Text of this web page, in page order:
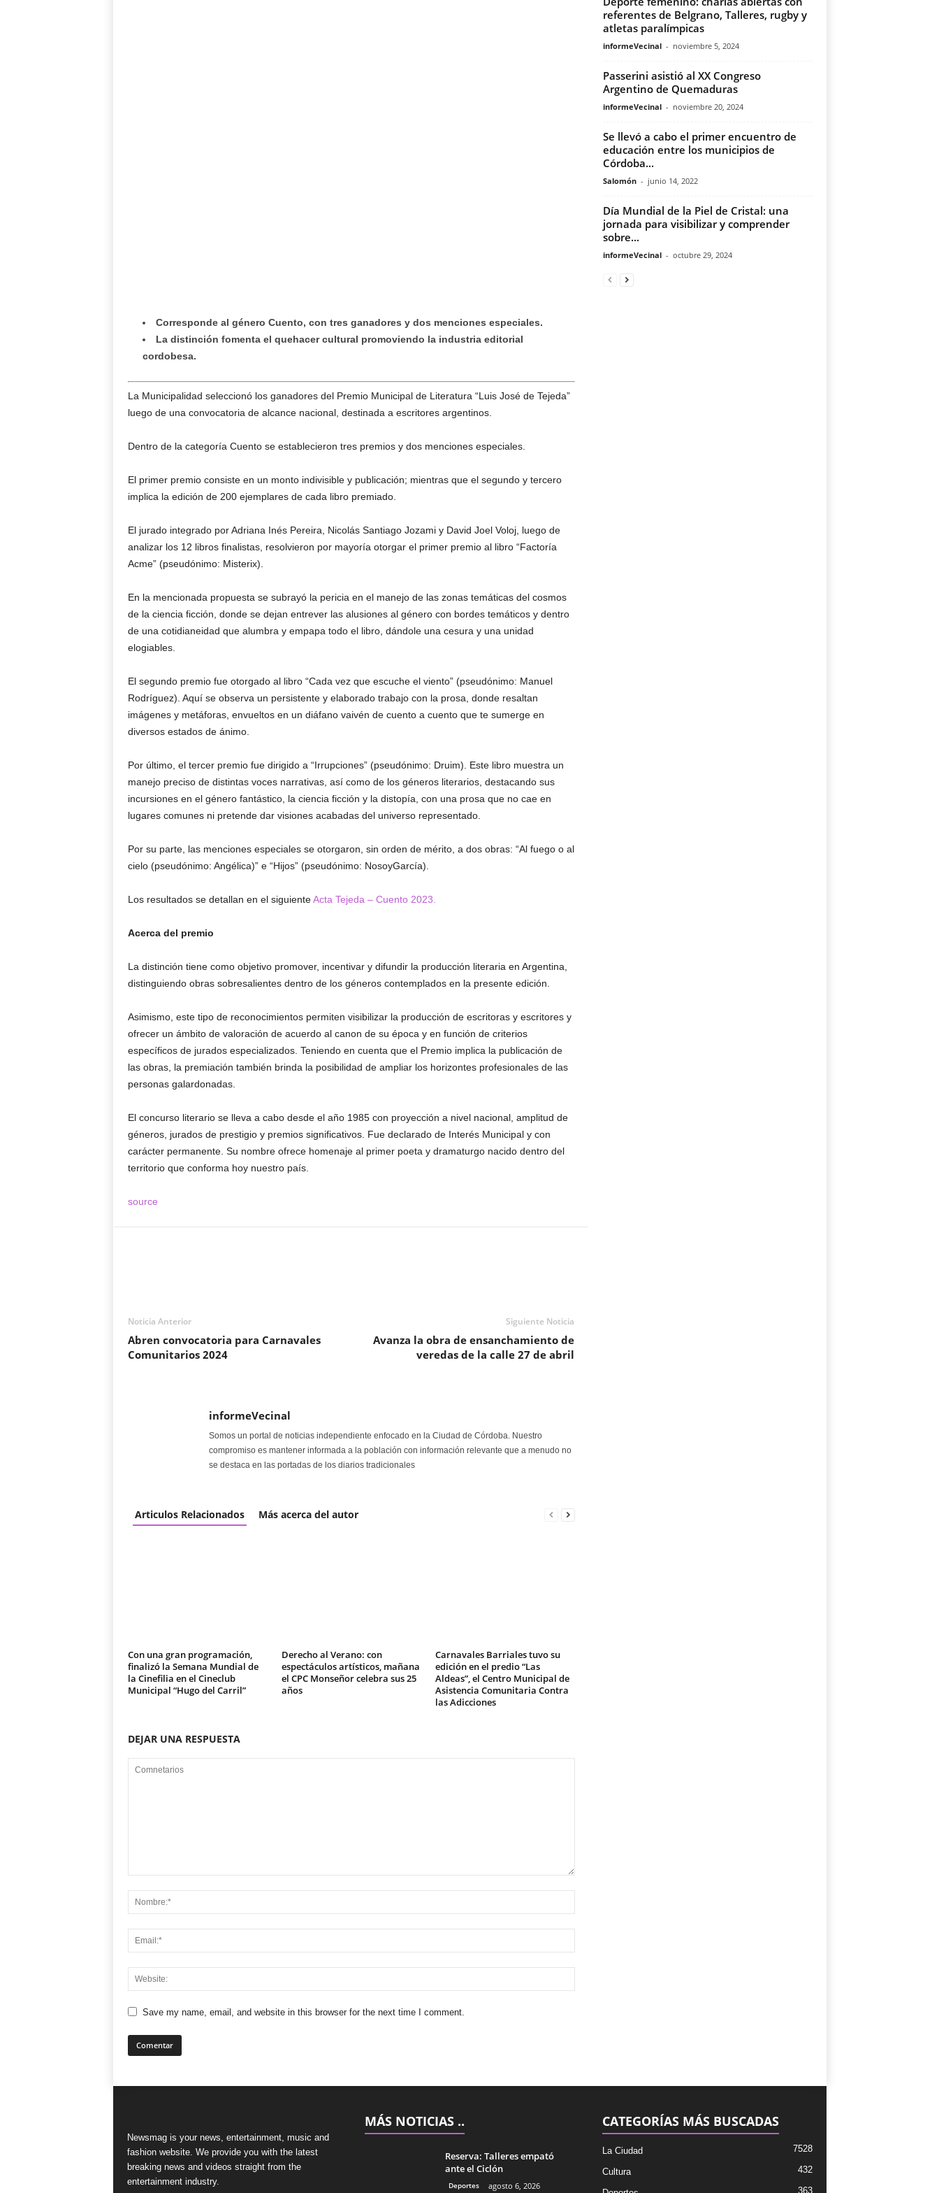
Corresponde al género Cuento, con tres ganadores y dos menciones especiales.
La distinción fomenta el quehacer cultural promoviendo la industria editorial
cordobesa.
La Municipalidad seleccionó los ganadores del Premio Municipal de Literatura “Luis José de Tejeda”
luego de una convocatoria de alcance nacional, destinada a escritores argentinos.
Dentro de la categoría Cuento se establecieron tres premios y dos menciones especiales.
El primer premio consiste en un monto indivisible y publicación; mientras que el segundo y tercero
implica la edición de 200 ejemplares de cada libro premiado.
El jurado integrado por Adriana Inés Pereira, Nicolás Santiago Jozami y David Joel Voloj, luego de
analizar los 12 libros finalistas, resolvieron por mayoría otorgar el primer premio al libro “Factoría
Acme” (pseudónimo: Misterix).
En la mencionada propuesta se subrayó la pericia en el manejo de las zonas temáticas del cosmos
de la ciencia ficción, donde se dejan entrever las alusiones al género con bordes temáticos y dentro
de una cotidianeidad que alumbra y empapa todo el libro, dándole una cesura y una unidad
elogiables.
El segundo premio fue otorgado al libro “Cada vez que escuche el viento” (pseudónimo: Manuel
Rodríguez). Aquí se observa un persistente y elaborado trabajo con la prosa, donde resaltan
imágenes y metáforas, envueltos en un diáfano vaivén de cuento a cuento que te sumerge en
diversos estados de ánimo.
Por último, el tercer premio fue dirigido a “Irrupciones” (pseudónimo: Druim). Este libro muestra un
manejo preciso de distintas voces narrativas, así como de los géneros literarios, destacando sus
incursiones en el género fantástico, la ciencia ficción y la distopía, con una prosa que no cae en
lugares comunes ni pretende dar visiones acabadas del universo representado.
Por su parte, las menciones especiales se otorgaron, sin orden de mérito, a dos obras: “Al fuego o al
cielo (pseudónimo: Angélica)” e “Hijos” (pseudónimo: NosoyGarcía).
Los resultados se detallan en el siguienteActa Tejeda – Cuento 2023.
Acerca del premio
La distinción tiene como objetivo promover, incentivar y difundir la producción literaria en Argentina,
distinguiendo obras sobresalientes dentro de los géneros contemplados en la presente edición.
Asimismo, este tipo de reconocimientos permiten visibilizar la producción de escritoras y escritores y
ofrecer un ámbito de valoración de acuerdo al canon de su época y en función de criterios
específicos de jurados especializados. Teniendo en cuenta que el Premio implica la publicación de
las obras, la premiación también brinda la posibilidad de ampliar los horizontes profesionales de las
personas galardonadas.
El concurso literario se lleva a cabo desde el año 1985 con proyección a nivel nacional, amplitud de
géneros, jurados de prestigio y premios significativos. Fue declarado de Interés Municipal y con
carácter permanente. Su nombre ofrece homenaje al primer poeta y dramaturgo nacido dentro del
territorio que conforma hoy nuestro país.
source
Noticia Anterior
Abren convocatoria para Carnavales
Comunitarios 2024
Siguiente Noticia
Avanza la obra de ensanchamiento de
veredas de la calle 27 de abril
informeVecinal
Somos un portal de noticias independiente enfocado en la Ciudad de Córdoba. Nuestro
compromiso es mantener informada a la población con información relevante que a menudo no
se destaca en las portadas de los diarios tradicionales
Articulos Relacionados Más acerca del autor
Con una gran programación,
finalizó la Semana Mundial de
la Cinefilia en el Cineclub
Municipal “Hugo del Carril”
Derecho al Verano: con
espectáculos artísticos, mañana
el CPC Monseñor celebra sus 25
años
Carnavales Barriales tuvo su
edición en el predio “Las
Aldeas”, el Centro Municipal de
Asistencia Comunitaria Contra
las Adicciones
DEJAR UNA RESPUESTA
Save my name, email, and website in this browser for the next time I comment.
referentes de Belgrano, Talleres, rugby y
atletas paralímpicas
informeVecinal - noviembre 5, 2024
Passerini asistió al XX Congreso
Argentino de Quemaduras
informeVecinal - noviembre 20, 2024
Se llevó a cabo el primer encuentro de
educación entre los municipios de
Córdoba...
Salomón - junio 14, 2022
Día Mundial de la Piel de Cristal: una
jornada para visibilizar y comprender
sobre...
informeVecinal - octubre 29, 2024
Newsmag is your news, entertainment, music and
fashion website. We provide you with the latest
breaking news and videos straight from the
entertainment industry.
MÁS NOTICIAS ..
Reserva: Talleres empató
ante el Ciclón
Deportes agosto 6, 2026
CATEGORÍAS MÁS BUSCADAS
La Ciudad 7528
Cultura 432
363